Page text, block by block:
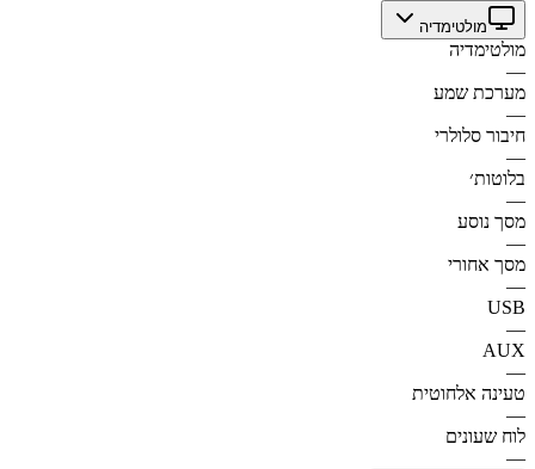
מולטימדיה
מולטימדיה
—
מערכת שמע
—
חיבור סלולרי
—
בלוטות׳
—
מסך נוסע
—
מסך אחורי
—
USB
—
AUX
—
טעינה אלחוטית
—
לוח שעונים
—